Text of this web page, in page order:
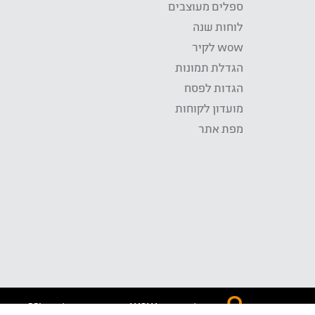
ספלים מעוצבים
לוחות שנה
wow לקיר
הגדלת תמונות
הגדות לפסח
מועדון לקוחות
מפת אתר
התשלום באתר WOW מאובטח בטכנולוגית SSL